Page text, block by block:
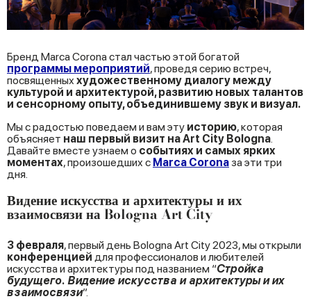
Бренд Marca Corona стал частью этой богатой
программы мероприятий, проведя серию встреч,
посвященных художественному диалогу между
культурой и архитектурой, развитию новых талантов
и сенсорному опыту, объединившему звук и визуал.
Мы с радостью поведаем и вам эту историю, которая
объясняет наш первый визит на Art City Bologna.
Давайте вместе узнаем о событиях и самых ярких
моментах, произошедших с Marca Corona за эти три
дня.
Видение искусства и архитектуры и их
взаимосвязи на Bologna Art City
3 февраля, первый день Bologna Art City 2023, мы открыли
конференцией для профессионалов и любителей
искусства и архитектуры под названием “Cтройка
будущего. Видение искусства и архитектуры и их
взаимосвязи”.